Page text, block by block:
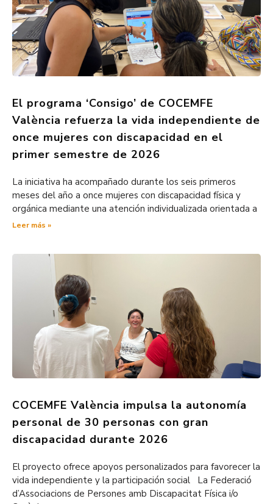
El programa ‘Consigo’ de COCEMFE
València refuerza la vida independiente de
once mujeres con discapacidad en el
primer semestre de 2026
La iniciativa ha acompañado durante los seis primeros
meses del año a once mujeres con discapacidad física y
orgánica mediante una atención individualizada orientada a
Leer más »
COCEMFE València impulsa la autonomía
personal de 30 personas con gran
discapacidad durante 2026
El proyecto ofrece apoyos personalizados para favorecer la
vida independiente y la participación social La Federació
d’Associacions de Persones amb Discapacitat Física i/o